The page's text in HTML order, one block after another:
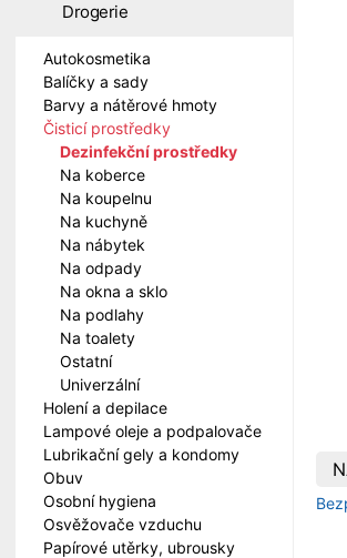
Drogerie
Autokosmetika
Balíčky a sady
Barvy a nátěrové hmoty
Čisticí prostředky
Dezinfekční prostředky
Na koberce
Na koupelnu
Na kuchyně
Na nábytek
Na odpady
Na okna a sklo
Na podlahy
Na toalety
Ostatní
Univerzální
Holení a depilace
Lampové oleje a podpalovače
Lubrikační gely a kondomy
Obuv
Osobní hygiena
Osvěžovače vzduchu
Papírové utěrky, ubrousky